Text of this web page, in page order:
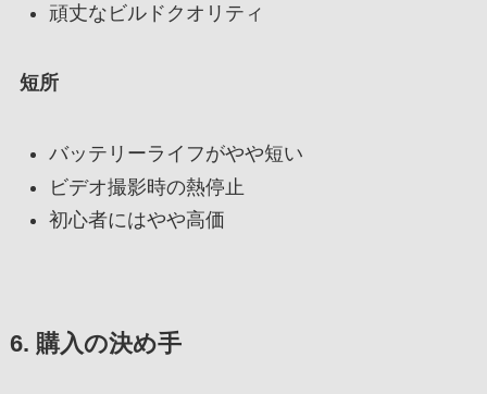
頑丈なビルドクオリティ
短所
バッテリーライフがやや短い
ビデオ撮影時の熱停止
初心者にはやや高価
6. 購入の決め手